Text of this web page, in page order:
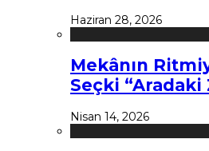
Haziran 28, 2026
Mekânın
Seçki “Aradaki
Nisan 14, 2026